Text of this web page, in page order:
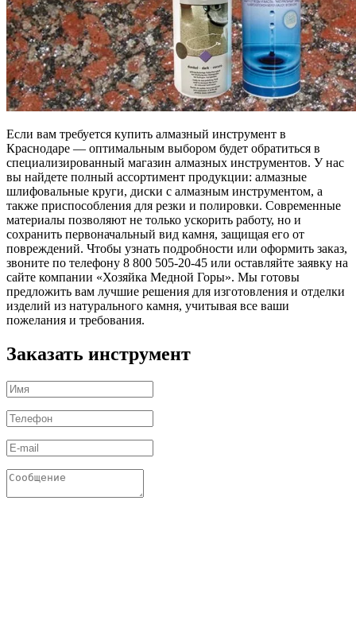
Если вам требуется купить алмазный инструмент в
Краснодаре — оптимальным выбором будет обратиться в
специализированный магазин алмазных инструментов. У нас
вы найдете полный ассортимент продукции: алмазные
шлифовальные круги, диски с алмазным инструментом, а
также приспособления для резки и полировки. Современные
материалы позволяют не только ускорить работу, но и
сохранить первоначальный вид камня, защищая его от
повреждений. Чтобы узнать подробности или оформить заказ,
звоните по телефону 8 800 505-20-45 или оставляйте заявку на
сайте компании «Хозяйка Медной Горы». Мы готовы
предложить вам лучшие решения для изготовления и отделки
изделий из натурального камня, учитывая все ваши
пожелания и требования.
Заказать инструмент